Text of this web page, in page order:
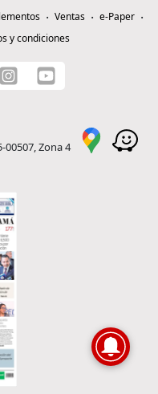
Ventas
e-Paper
y condiciones
00507, Zona 4